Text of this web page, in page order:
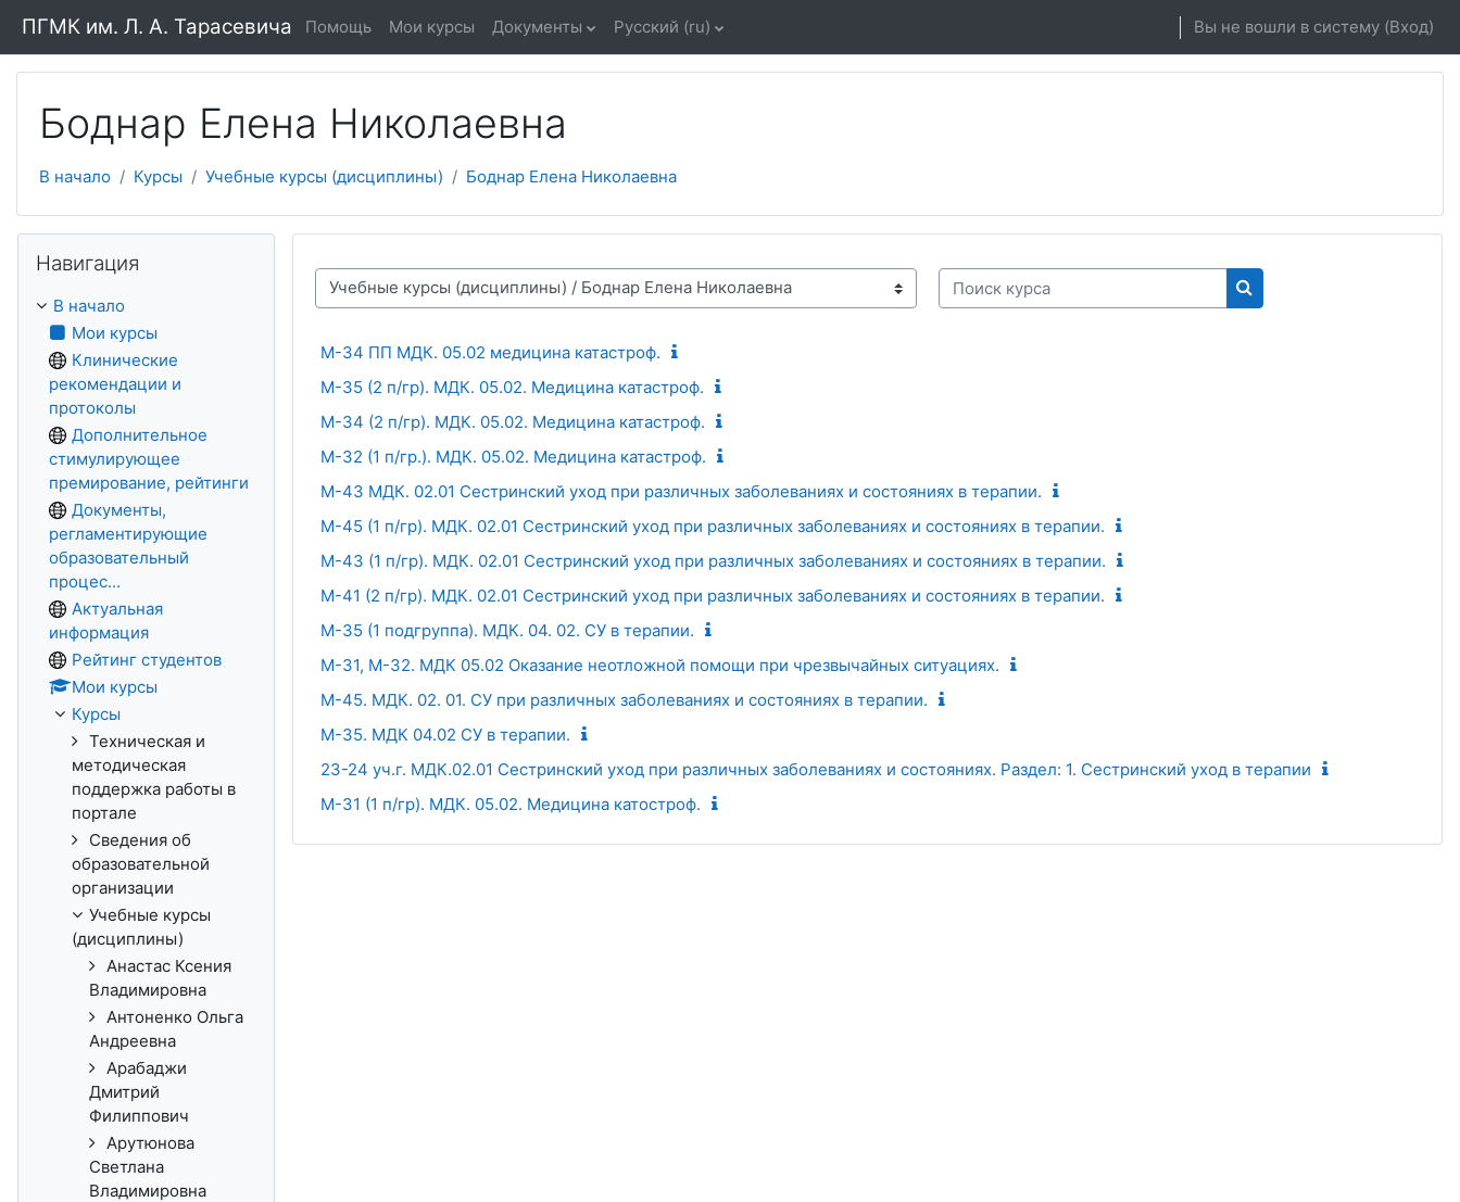
ПГМК им. Л. А. Тарасевича Помощь Мои курсы Документы Русский ‎(ru)‎ Вы не вошли в систему (Вход)
Боднар Елена Николаевна
В начало Курсы Учебные курсы (дисциплины) Боднар Елена Николаевна
Категории курсов
Поиск курса
Поиск курса
М-34 ПП МДК. 05.02 медицина катастроф.
М-35 (2 п/гр). МДК. 05.02. Медицина катастроф.
М-34 (2 п/гр). МДК. 05.02. Медицина катастроф.
М-32 (1 п/гр.). МДК. 05.02. Медицина катастроф.
М-43 МДК. 02.01 Сестринский уход при различных заболеваниях и состояниях в терапии.
М-45 (1 п/гр). МДК. 02.01 Сестринский уход при различных заболеваниях и состояниях в терапии.
М-43 (1 п/гр). МДК. 02.01 Сестринский уход при различных заболеваниях и состояниях в терапии.
М-41 (2 п/гр). МДК. 02.01 Сестринский уход при различных заболеваниях и состояниях в терапии.
М-35 (1 подгруппа). МДК. 04. 02. СУ в терапии.
М-31, М-32. МДК 05.02 Оказание неотложной помощи при чрезвычайных ситуациях.
М-45. МДК. 02. 01. СУ при различных заболеваниях и состояниях в терапии.
М-35. МДК 04.02 СУ в терапии.
23-24 уч.г. МДК.02.01 Сестринский уход при различных заболеваниях и состояниях. Раздел: 1. Сестринский уход в терапии
М-31 (1 п/гр). МДК. 05.02. Медицина катостроф.
Навигация
В начало
Мои курсы
Клинические
рекомендации и
протоколы
Дополнительное
стимулирующее
премирование, рейтинги
Документы,
регламентирующие
образовательный
процес...
Актуальная
информация
Рейтинг студентов
Мои курсы
Курсы
Техническая и
методическая
поддержка работы в
портале
Сведения об
образовательной
организации
Учебные курсы
(дисциплины)
Анастас Ксения
Владимировна
Антоненко Ольга
Андреевна
Арабаджи
Дмитрий
Филиппович
Арутюнова
Светлана
Владимировна